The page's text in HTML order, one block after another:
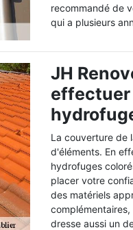
recommandé de
qui a plusieurs
JH
effectuer
La couverture de
d'éléments. En
hydrofuges
placer votre
des matériels
dresse aussi un